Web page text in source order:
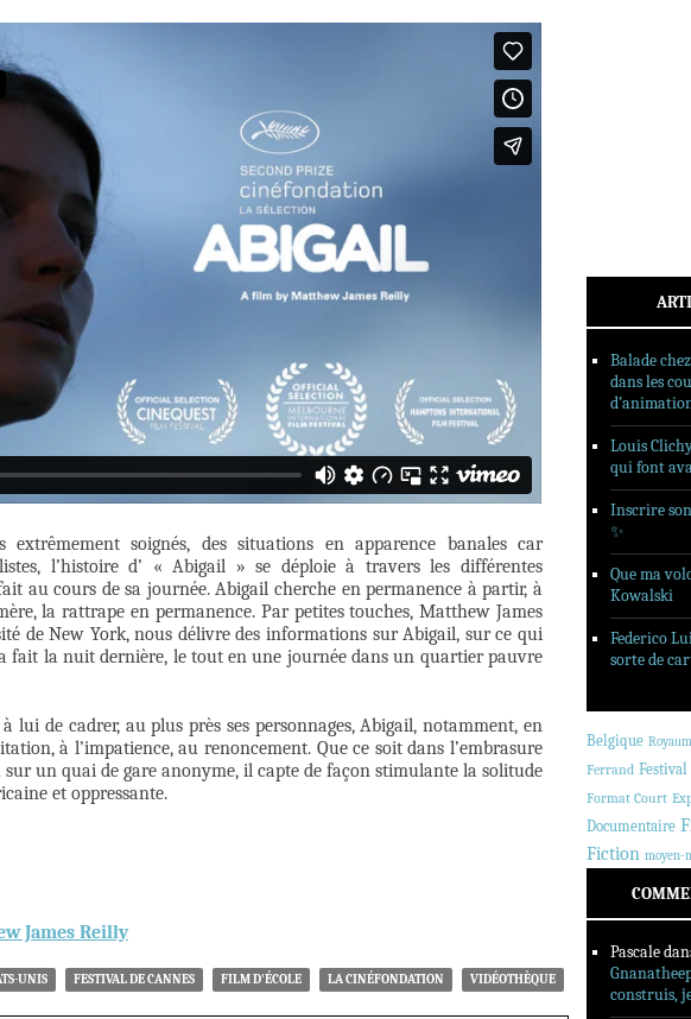
soignés, des situations en apparence banales car
l’histoire d’ « Abigail » se déploie à travers les différentes
au cours de sa journée. Abigail cherche en permanence à partir, à
la rattrape en permanence. Par petites touches, Matthew James
de New York, nous délivre des informations sur Abigail, sur ce qui
fait la nuit dernière, le tout en une journée dans un quartier pauvre
lui de cadrer, au plus près ses personnages, Abigail, notamment, en
à l’impatience, au renoncement. Que ce soit dans l’embrasure
sur un quai de gare anonyme, il capte de façon stimulante la solitude
et oppressante.
James Reilly
UNIS FESTIVAL DE CANNES FILM D'ÉCOLE LA CINÉFONDATION VIDÉOTHÈQUE
Balade
dans les
Louis
qui font
Inscrire
✨
Que ma
Kowalski
Federico
sorte de
Belgique
Ferrand Festival
Format Court
Documentaire
Fiction moyen-
Pascale
construis,